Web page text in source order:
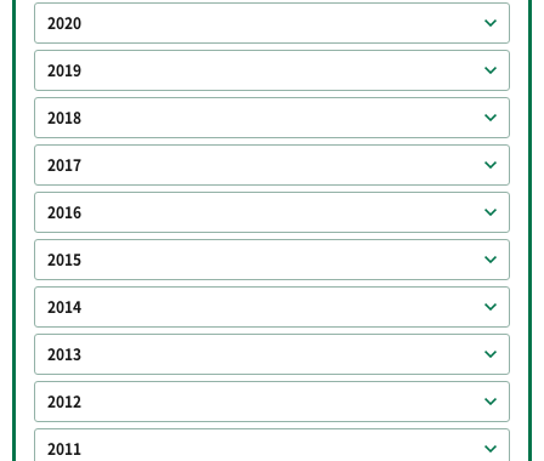
2020
2019
2018
2017
2016
2015
2014
2013
2012
2011